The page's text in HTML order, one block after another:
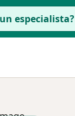
especialista?